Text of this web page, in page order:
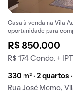
Casa à venda na Vila
oportunidade para
R$ 850.000
R$ 174 Condo. +
330 m² · 2 quartos
Rua José Momo,